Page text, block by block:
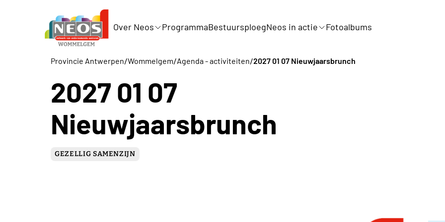
Over Neos ProgrammaBestuursploegNeos in actie Fotoalbums
Provincie Antwerpen/Wommelgem/Agenda - activiteiten/2027 01 07 Nieuwjaarsbrunch
2027 01 07
Nieuwjaarsbrunch
GEZELLIG SAMENZIJN